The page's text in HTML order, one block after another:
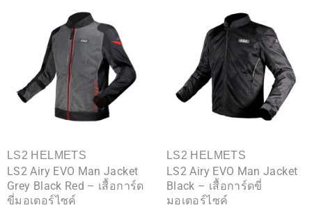
LS2 HELMETS
LS2 Airy EVO Man Jacket
Grey Black Red – เสื้อการ์ด
ขี่มอเตอร์ไซค์
LS2 HELMETS
LS2 Airy EVO Man Jacket
Black – เสื้อการ์ดขี่
มอเตอร์ไซค์